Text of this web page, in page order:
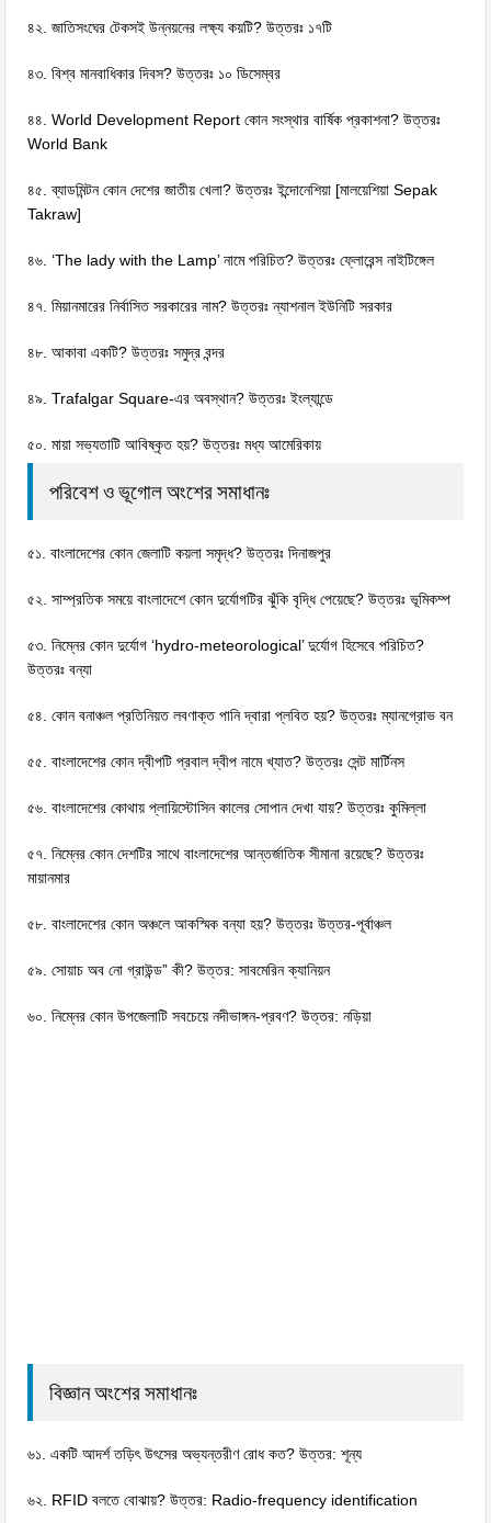
৪২. জাতিসংঘের টেকসই উন্নয়নের লক্ষ্য কয়টি? উত্তরঃ ১৭টি
৪৩. বিশ্ব মানবাধিকার দিবস? উত্তরঃ ১০ ডিসেম্বর
৪৪. World Development Report কোন সংস্থার বার্ষিক প্রকাশনা? উত্তরঃ
World Bank
৪৫. ব্যাডমিন্টন কোন দেশের জাতীয় খেলা? উত্তরঃ ইন্দোনেশিয়া [মালয়েশিয়া Sepak
Takraw]
৪৬. ‘The lady with the Lamp’ নামে পরিচিত? উত্তরঃ ফ্লোরেন্স নাইটিঙ্গেল
৪৭. মিয়ানমারের নির্বাসিত সরকারের নাম? উত্তরঃ ন্যাশনাল ইউনিটি সরকার
৪৮. আকাবা একটি? উত্তরঃ সমুদ্র বন্দর
৪৯. Trafalgar Square-এর অবস্থান? উত্তরঃ ইংল্যান্ডে
৫০. মায়া সভ্যতাটি আবিষ্কৃত হয়? উত্তরঃ মধ্য আমেরিকায়
পরিবেশ ও ভূগোল অংশের সমাধানঃ
৫১. বাংলাদেশের কোন জেলাটি কয়লা সমৃদ্ধ? উত্তরঃ দিনাজপুর
৫২. সাম্প্রতিক সময়ে বাংলাদেশে কোন দুর্যোগটির ঝুঁকি বৃদ্ধি পেয়েছে? উত্তরঃ ভূমিকম্প
৫৩. নিম্নের কোন দুর্যোগ ‘hydro-meteorological’ দুর্যোগ হিসেবে পরিচিত?
উত্তরঃ বন্যা
৫৪. কোন বনাঞ্চল প্রতিনিয়ত লবণাক্ত পানি দ্বারা প্লবিত হয়? উত্তরঃ ম্যানগ্রোভ বন
৫৫. বাংলাদেশের কোন দ্বীপটি প্রবাল দ্বীপ নামে খ্যাত? উত্তরঃ সেন্ট মার্টিনস
৫৬. বাংলাদেশের কোথায় প্লায়িস্টোসিন কালের সােপান দেখা যায়? উত্তরঃ কুমিল্লা
৫৭. নিম্নের কোন দেশটির সাথে বাংলাদেশের আন্তর্জাতিক সীমানা রয়েছে? উত্তরঃ
মায়ানমার
৫৮. বাংলাদেশের কোন অঞ্চলে আকস্মিক বন্যা হয়? উত্তরঃ উত্তর-পূর্বাঞ্চল
৫৯. সােয়াচ অব নাে গ্রাউন্ড” কী? উত্তর: সাবমেরিন ক্যানিয়ন
৬০. নিম্নের কোন উপজেলাটি সবচেয়ে নদীভাঙ্গন-প্রবণ? উত্তর: নড়িয়া
বিজ্ঞান অংশের সমাধানঃ
৬১. একটি আদর্শ তড়িৎ উৎসের অভ্যন্তরীণ রােধ কত? উত্তর: শূন্য
৬২. RFID বলতে বােঝায়? উত্তর: Radio-frequency identification